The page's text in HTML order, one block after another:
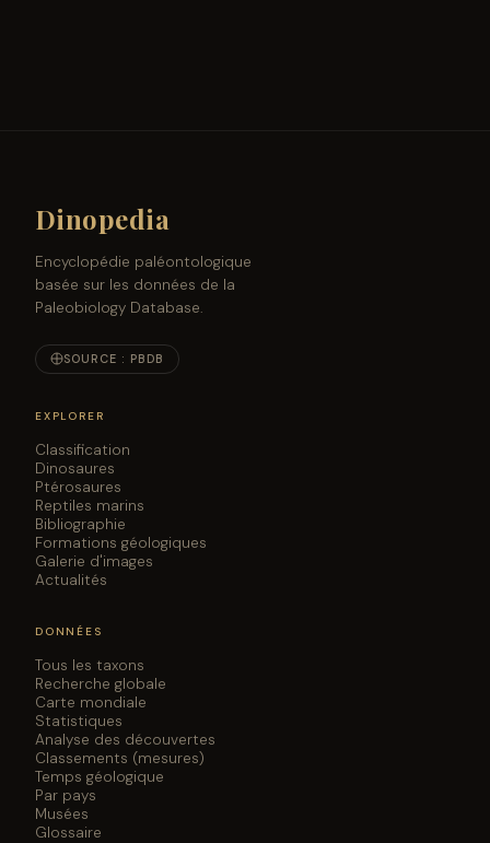
Dinopedia
Encyclopédie paléontologique
basée sur les données de la
Paleobiology Database.
SOURCE : PBDB
EXPLORER
Classification
Dinosaures
Ptérosaures
Reptiles marins
Bibliographie
Formations géologiques
Galerie d'images
Actualités
DONNÉES
Tous les taxons
Recherche globale
Carte mondiale
Statistiques
Analyse des découvertes
Classements (mesures)
Temps géologique
Par pays
Musées
Glossaire